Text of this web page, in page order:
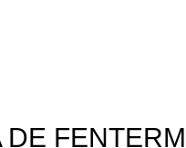
DE